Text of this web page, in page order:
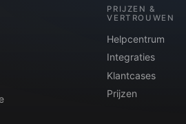
PRIJZEN &
VERTROUWEN
Helpcentrum
Integraties
Klantcases
Prijzen